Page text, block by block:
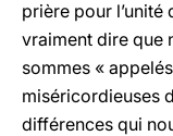
prière pour
vraiment dire que
sommes «
miséricordieuses
différences qui